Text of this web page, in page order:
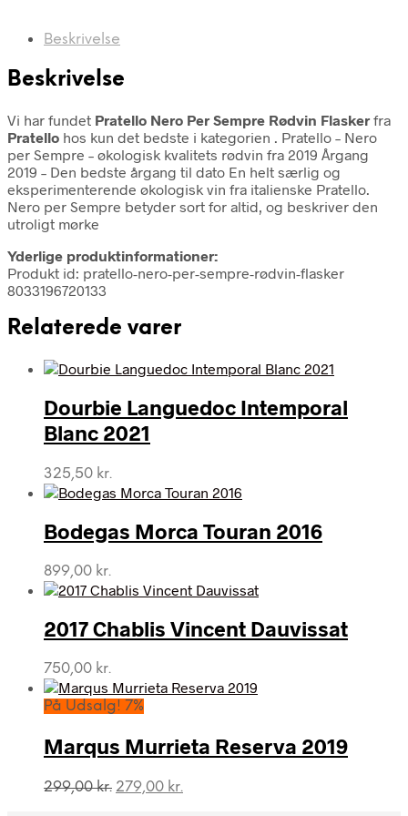
Beskrivelse
Beskrivelse
Vi har fundet Pratello Nero Per Sempre Rødvin Flasker fra
Pratello hos kun det bedste i kategorien . Pratello – Nero
per Sempre – økologisk kvalitets rødvin fra 2019 Årgang
2019 – Den bedste årgang til dato En helt særlig og
eksperimenterende økologisk vin fra italienske Pratello.
Nero per Sempre betyder sort for altid, og beskriver den
utroligt mørke
Yderlige produktinformationer:
Produkt id: pratello-nero-per-sempre-rødvin-flasker
8033196720133
Relaterede varer
Dourbie Languedoc Intemporal
Blanc 2021
325,50 kr.
Bodegas Morca Touran 2016
899,00 kr.
2017 Chablis Vincent Dauvissat
750,00 kr.
På Udsalg! 7%
Marqus Murrieta Reserva 2019
299,00kr. Den
279,00 kr.